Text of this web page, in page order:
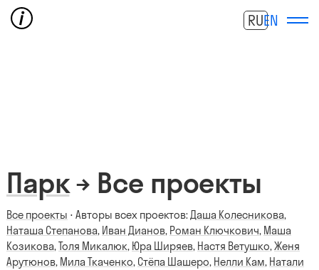
RUEN
Парк→ Все проекты
Все проекты ⋅ Авторы всех проектов:Даша Колесникова,
Наташа Степанова, Иван Дианов, Роман Ключкович, Маша
Козикова,Толя Микалюк, Юра Ширяев, Настя Ветушко,Женя
Арутюнов, Мила Ткаченко, Стёпа Шашеро, Нелли Кам, Натали